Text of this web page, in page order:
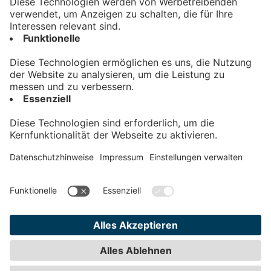
Kontakt
Impressum
Teilnahmebedingungen
Privatsphäre